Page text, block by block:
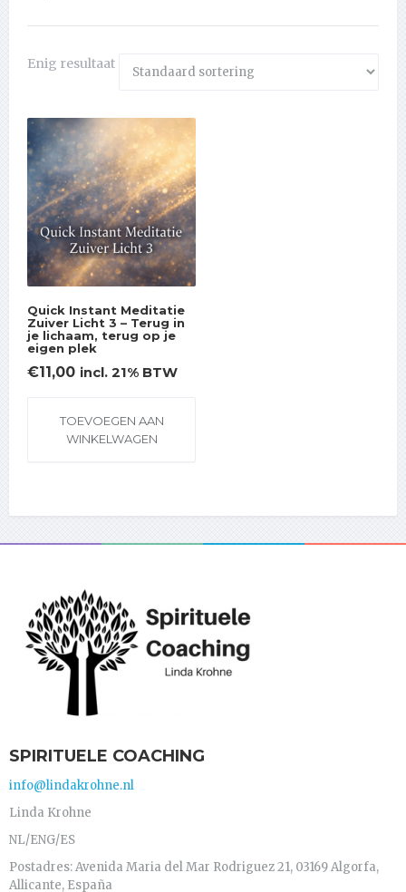
Enig resultaat
Quick Instant Meditatie
Zuiver Licht 3 – Terug in
je lichaam, terug op je
eigen plek
€11,00 incl. 21% BTW
TOEVOEGEN AAN
WINKELWAGEN
SPIRITUELE COACHING
info@lindakrohne.nl
Linda Krohne
NL/ENG/ES
Postadres: Avenida Maria del Mar Rodriguez 21, 03169 Algorfa,
Allicante, España